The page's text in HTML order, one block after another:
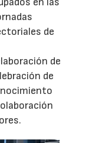
de
de
de